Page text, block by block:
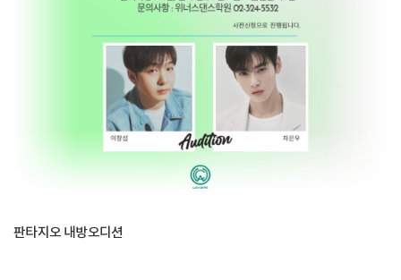
판타지오 내방오디션